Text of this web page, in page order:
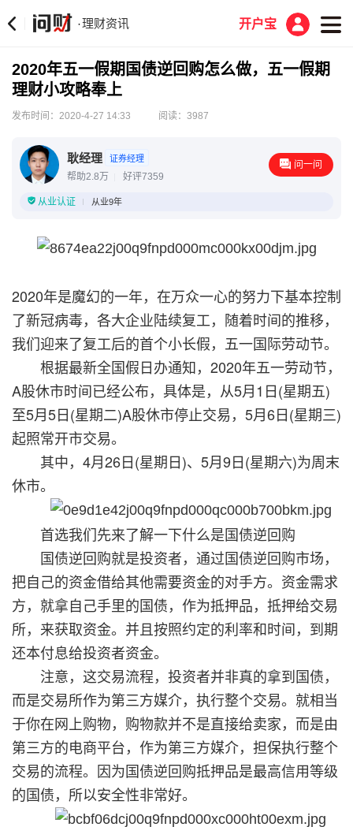
·理财资讯 开户宝
2020年五一假期国债逆回购怎么做，五一假期
理财小攻略奉上
发布时间：2020-4-27 14:33 阅读：3987
耿经理 证券经理
帮助2.8万 好评7359
问一问
从业认证 从业9年
2020年是魔幻的一年，在万众一心的努力下基本控制
了新冠病毒，各大企业陆续复工，随着时间的推移，
我们迎来了复工后的首个小长假，五一国际劳动节。
根据最新全国假日办通知，2020年五一劳动节，
A股休市时间已经公布，具体是，从5月1日(星期五)
至5月5日(星期二)A股休市停止交易，5月6日(星期三)
起照常开市交易。
其中，4月26日(星期日)、5月9日(星期六)为周末
休市。
首选我们先来了解一下什么是国债逆回购
国债逆回购就是投资者，通过国债逆回购市场，
把自己的资金借给其他需要资金的对手方。资金需求
方，就拿自己手里的国债，作为抵押品，抵押给交易
所，来获取资金。并且按照约定的利率和时间，到期
还本付息给投资者资金。
注意，这交易流程，投资者并非真的拿到国债，
而是交易所作为第三方媒介，执行整个交易。就相当
于你在网上购物，购物款并不是直接给卖家，而是由
第三方的电商平台，作为第三方媒介，担保执行整个
交易的流程。因为国债逆回购抵押品是最高信用等级
的国债，所以安全性非常好。